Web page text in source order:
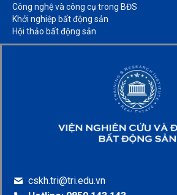
Công nghệ và công cụ trong BĐS​
Khởi nghiệp bất động sản​
Hội thảo bất động sản​
cskh.tri@tri.edu.vn